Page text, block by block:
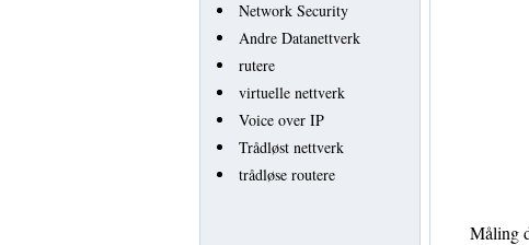
Network Security
Andre Datanettverk
rutere
virtuelle nettverk
Voice over IP
Trådløst nettverk
trådløse routere
Måling